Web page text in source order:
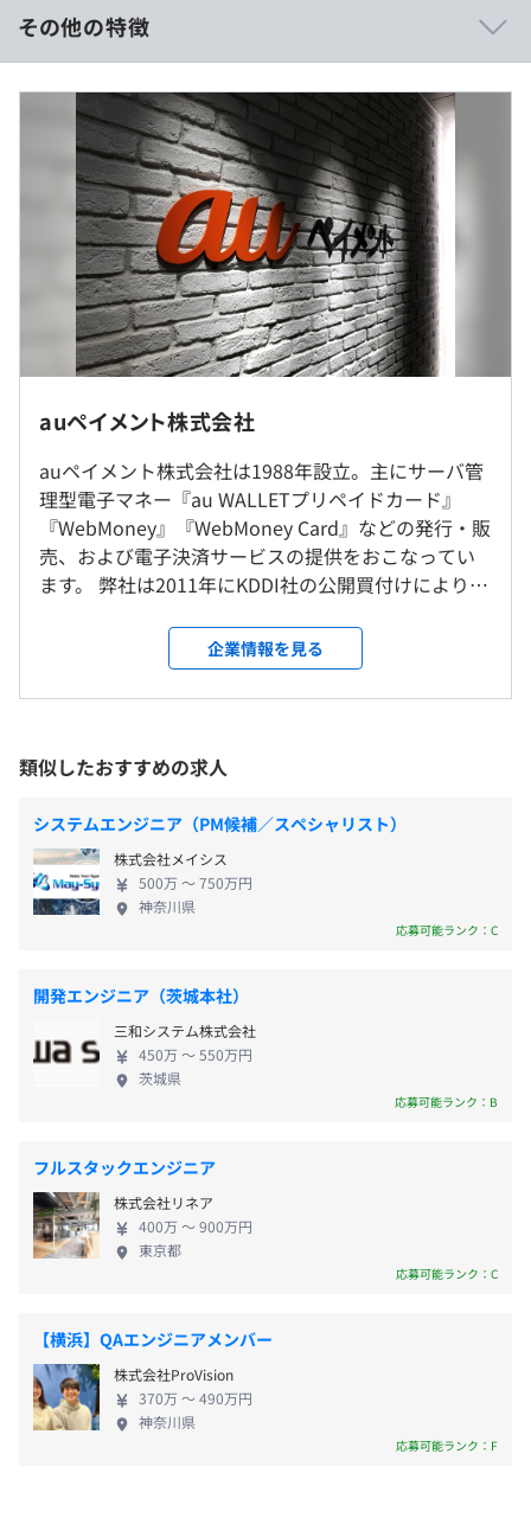
気です。
・オンプレミス環境では、更改やシステム運用保守をベー
スに、開発案件に応じたサーバ構築まで行っております。
・クラウド環境では、NISTのセキュリティフレームワー
クやWell-Architectedフレームワークをベースとしたガイ
ドラインに沿って、セキュリティ、運用、管理を学びなが
ら積極的な活用を推進しております。
・階層別教育
・KDDIグループ社員向け研修
・部門別教育
・自己研鑽サポート制度
・メンター制度
CPU：corei5or7、メモリ：8～16G、HDD：500G程度の
Windowsノート・ディスクトップ、作業効率化のためデ
ュアルディスプレイ環境を提供します。
クラム、ペアプロ、コーディング規約あり
ています。
・システム構築を専門とする部門：インフラエンジニア
【開発環境】
・フレームワーク：自社開発FW, jQuery, React Native
・言語：Java, JavaScript, HTML+CSS, SQL, C
・Web Server：Apache,Tomcat
・DB：Oracle, PostgreSQL
JR山手線「品川駅」港南口より徒歩1分
京急本線「品川駅」高輪口より徒歩5分
残業代は別途支給いたします。
想定年収は年収提示額を保証するものではありません）
9：00～18：00
※フレックス制（標準労働時間：1日8時間、コアタイム
10：00～15：00）
※月あたりの残業時間：平均20～30時間
《年間休日120日》
■完全週休二日制（土・日）
■祝日
■産前・産後休暇
■介護休暇
■年次有給休暇
■慶弔休暇
■リフレッシュ休暇
■深夜手当
■休日手当
■時間外手当
業績賞与 年1回（4月または5月に業績に応じて支給）
年1回（4月）
社会保険完備（健康保険、厚生年金、雇用保険、労災保
険）
その他の特徴
auペイメント株式会社
auペイメント株式会社は1988年設立。主にサーバ管
理型電子マネー『au WALLETプリペイドカード』
『WebMoney』『WebMoney Card』などの発行・販
売、および電子決済サービスの提供をおこなってい
ます。 弊社は2011年にKDDI社の公開買付けにより
す。サーバ管理型電子マネー事業で業界トップクラス
のポジションを築く一方、物販サイトの運営、広告
ソリューション、各種販売促進支援へとサービスを
らに急速な進化が求められるキャッシュレス業界の
中で、少数精鋭企業で圧倒的な経験量と成長環境が
あります。あなたのチャレンジをお待ちしています！
企業情報を見る
類似したおすすめの求人
システムエンジニア（PM候補／スペシャリスト）
株式会社メイシス
500万 〜 750万円
神奈川県
応募可能ランク：C
開発エンジニア（茨城本社）
三和システム株式会社
450万 〜 550万円
茨城県
応募可能ランク：B
フルスタックエンジニア
株式会社リネア
400万 〜 900万円
東京都
応募可能ランク：C
【横浜】QAエンジニアメンバー
株式会社ProVision
370万 〜 490万円
神奈川県
応募可能ランク：F